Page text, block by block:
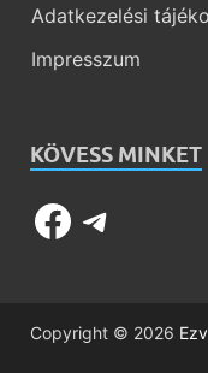
Adatkezelési
Impresszum
KÖVESS MINKET
Copyright © 2026